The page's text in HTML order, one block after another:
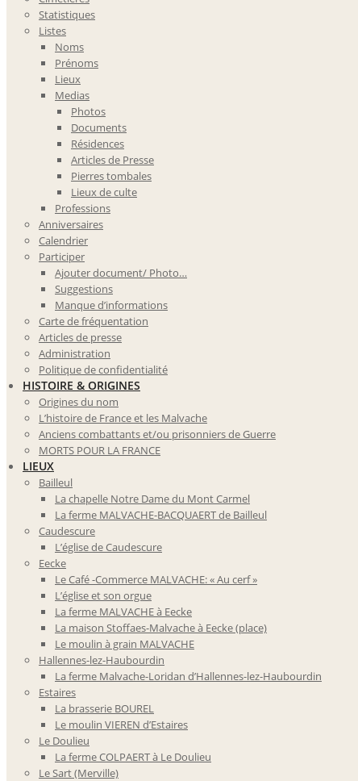
Statistiques
Listes
Noms
Prénoms
Lieux
Medias
Photos
Documents
Résidences
Articles de Presse
Pierres tombales
Lieux de culte
Professions
Anniversaires
Calendrier
Participer
Ajouter document/ Photo…
Suggestions
Manque d’informations
Carte de fréquentation
Articles de presse
Administration
Politique de confidentialité
HISTOIRE & ORIGINES
Origines du nom
L’histoire de France et les Malvache
Anciens combattants et/ou prisonniers de Guerre
MORTS POUR LA FRANCE
LIEUX
Bailleul
La chapelle Notre Dame du Mont Carmel
La ferme MALVACHE-BACQUAERT de Bailleul
Caudescure
L’église de Caudescure
Eecke
Le Café -Commerce MALVACHE: « Au cerf »
L’église et son orgue
La ferme MALVACHE à Eecke
La maison Stoffaes-Malvache à Eecke (place)
Le moulin à grain MALVACHE
Hallennes-lez-Haubourdin
La ferme Malvache-Loridan d’Hallennes-lez-Haubourdin
Estaires
La brasserie BOUREL
Le moulin VIEREN d’Estaires
Le Doulieu
La ferme COLPAERT à Le Doulieu
Le Sart (Merville)